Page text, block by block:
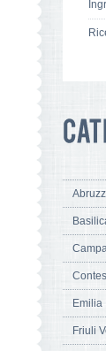
Emilia
Friuli